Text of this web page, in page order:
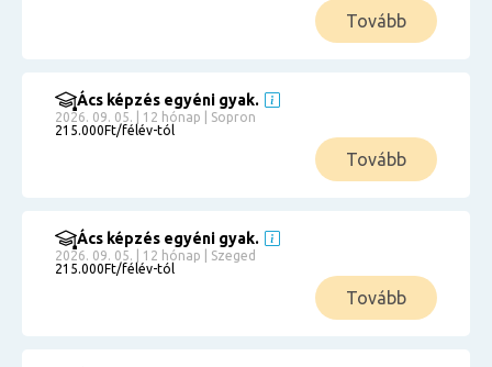
Tovább
Ács képzés egyéni gyak.
2026. 09. 05. | 12 hónap | Sopron
215.000Ft/félév-tól
Tovább
Ács képzés egyéni gyak.
2026. 09. 05. | 12 hónap | Szeged
215.000Ft/félév-tól
Tovább